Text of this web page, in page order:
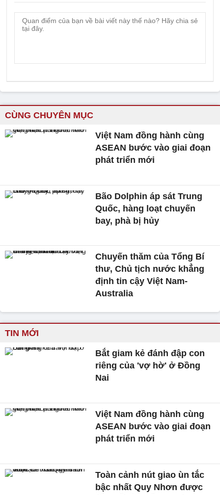
CÙNG CHUYÊN MỤC
Việt Nam đồng hành cùng
ASEAN bước vào giai đoạn
phát triển mới
Bão Dolphin áp sát Trung
Quốc, hàng loạt chuyến
bay, phà bị hủy
Chuyến thăm của Tổng Bí
thư, Chủ tịch nước khẳng
định tin cậy Việt Nam-
Australia
TIN MỚI
Bắt giam kẻ đánh đập con
riêng của 'vợ hờ' ở Đồng
Nai
Việt Nam đồng hành cùng
ASEAN bước vào giai đoạn
phát triển mới
Toàn cảnh nút giao ùn tắc
bậc nhất Quy Nhơn được